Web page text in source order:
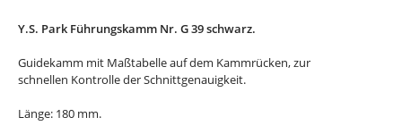
Y.S. Park Führungskamm Nr. G 39 schwarz.
Guidekamm mit Maßtabelle auf dem Kammrücken, zur
schnellen Kontrolle der Schnittgenauigkeit.
Länge: 180 mm.